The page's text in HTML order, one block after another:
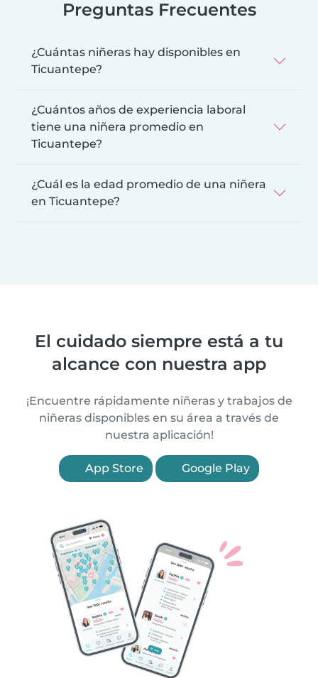
Preguntas Frecuentes
¿Cuántas niñeras hay disponibles en
Ticuantepe?
¿Cuántos años de experiencia laboral
tiene una niñera promedio en
Ticuantepe?
¿Cuál es la edad promedio de una niñera
en Ticuantepe?
El cuidado siempre está a tu
alcance con nuestra app
¡Encuentre rápidamente niñeras y trabajos de
niñeras disponibles en su área a través de
nuestra aplicación!
App Store Google Play